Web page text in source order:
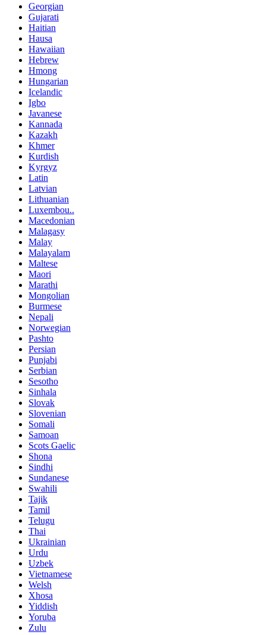
Georgian
Gujarati
Haitian
Hausa
Hawaiian
Hebrew
Hmong
Hungarian
Icelandic
Igbo
Javanese
Kannada
Kazakh
Khmer
Kurdish
Kyrgyz
Latin
Latvian
Lithuanian
Luxembou..
Macedonian
Malagasy
Malay
Malayalam
Maltese
Maori
Marathi
Mongolian
Burmese
Nepali
Norwegian
Pashto
Persian
Punjabi
Serbian
Sesotho
Sinhala
Slovak
Slovenian
Somali
Samoan
Scots Gaelic
Shona
Sindhi
Sundanese
Swahili
Tajik
Tamil
Telugu
Thai
Ukrainian
Urdu
Uzbek
Vietnamese
Welsh
Xhosa
Yiddish
Yoruba
Zulu